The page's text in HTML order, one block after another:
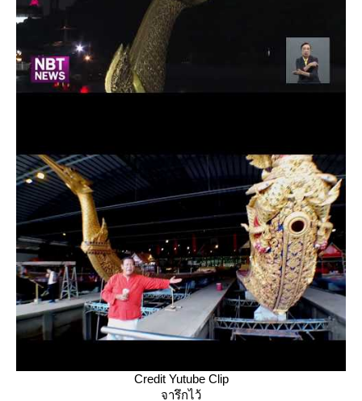
Credit Yutube Clip
จารึกไว้